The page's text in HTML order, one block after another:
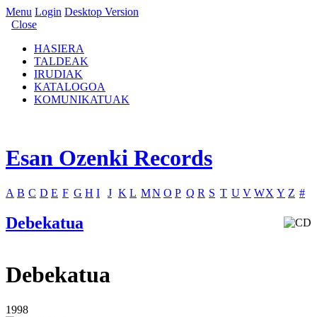
Menu Login Desktop Version
Close
HASIERA
TALDEAK
IRUDIAK
KATALOGOA
KOMUNIKATUAK
Esan Ozenki Records
A B C D E F G H I J K L MN O P Q R S T U V WX Y Z #
Debekatua
Debekatua
1998